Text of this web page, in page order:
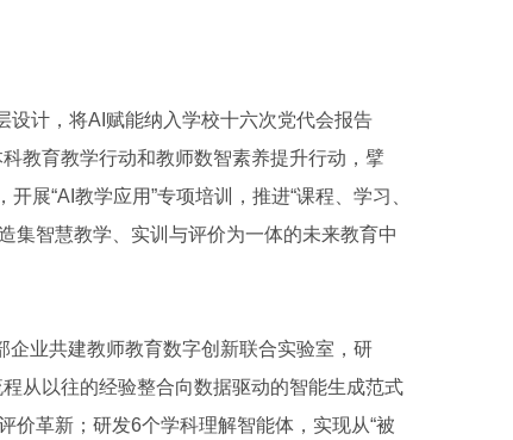
计，将AI赋能纳入学校十六次党代会报告
教育教学行动和教师数智素养提升行动，擘
展“AI教学应用”专项培训，推进“课程、学习、
集智慧教学、实训与评价为一体的未来教育中
业共建教师教育数字创新联合实验室，研
从以往的经验整合向数据驱动的智能生成范式
价革新；研发6个学科理解智能体，实现从“被